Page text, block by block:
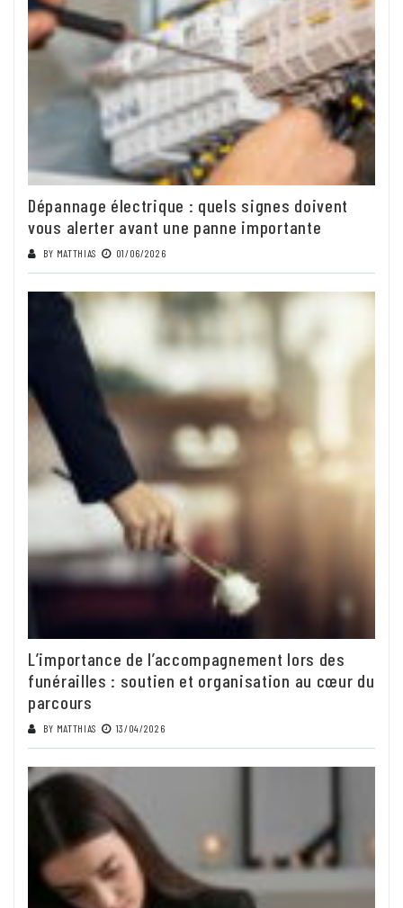
Dépannage électrique : quels signes doivent
vous alerter avant une panne importante
BY MATTHIAS 01/06/2026
L’importance de l’accompagnement lors des
funérailles : soutien et organisation au cœur du
parcours
BY MATTHIAS 13/04/2026